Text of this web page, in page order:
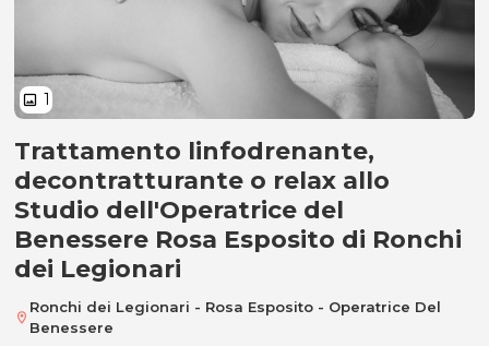
image 1
Trattamento linfodrenante,
Trattamento linfodrenante,
decontratturante o relax allo
Studio dell'Operatrice del
Benessere Rosa Esposito di Ronchi
dei Legionari
location_on
Ronchi dei Legionari - Rosa Esposito - Operatrice Del
Benessere